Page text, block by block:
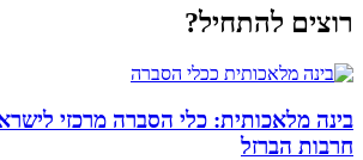
רוצים להתחיל?
בינה מלאכותית: כלי הסברה מרכזי
חרבות הברזל